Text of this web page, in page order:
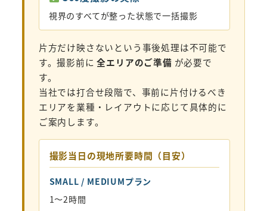
視界のすべてが整った状態で一括撮影
片方だけ映さないという事後処理は不可能で
す。撮影前に全エリアのご準備 が必要で
す。
当社では打合せ段階で、事前に片付けるべき
エリアを業種・レイアウトに応じて具体的に
ご案内します。
撮影当日の現地所要時間（目安）
SMALL / MEDIUMプラン
1〜2時間